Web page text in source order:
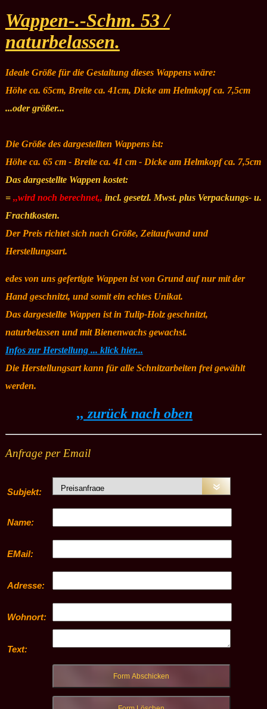
Wappen-.-Schm. 53 /
naturbelassen.
Ideale Größe für die Gestaltung dieses Wappens wäre:
Höhe ca. 65cm, Breite ca. 41cm, Dicke am Helmkopf ca. 7,5cm
...oder größer...
Die Größe des dargestellten Wappens ist:
Höhe ca. 65 cm - Breite ca. 41 cm - Dicke am Helmkopf ca. 7,5cm
Das dargestellte Wappen kostet:
= ,,wird noch berechnet,, incl. gesetzl. Mwst. plus Verpackungs- u.
Frachtkosten.
Der Preis richtet sich nach Größe, Zeitaufwand und
Herstellungsart.
edes von uns gefertigte Wappen ist von Grund auf nur mit der
Hand geschnitzt, und somit ein echtes Unikat.
Das dargestellte Wappen ist in Tulip-Holz geschnitzt,
naturbelassen und mit Bienenwachs gewachst.
Infos zur Herstellung ... klick hier...
Die Herstellungsart kann für alle Schnitzarbeiten frei gewählt
werden.
,, zurück nach oben
Anfrage per Email
Subjekt:
Name:
EMail:
Adresse:
Wohnort:
Text: